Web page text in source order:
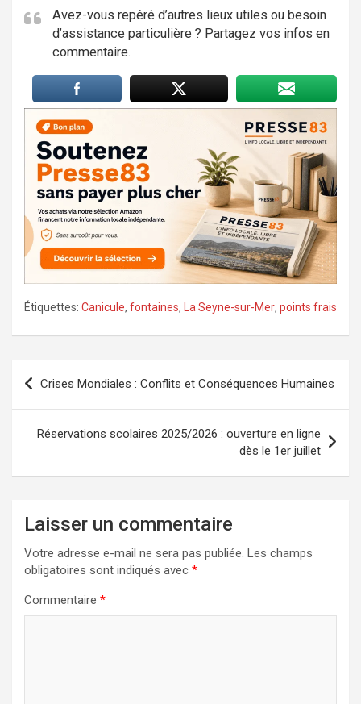
Avez-vous repéré d’autres lieux utiles ou besoin
d’assistance particulière ? Partagez vos infos en
commentaire.
Étiquettes: Canicule, fontaines, La Seyne-sur-Mer, points frais
Navigation
de
l’article
Crises Mondiales : Conflits et Conséquences Humaines
Réservations scolaires 2025/2026 : ouverture en ligne
dès le 1er juillet
Laisser un commentaire
Votre adresse e-mail ne sera pas publiée. Les champs
obligatoires sont indiqués avec *
Commentaire *